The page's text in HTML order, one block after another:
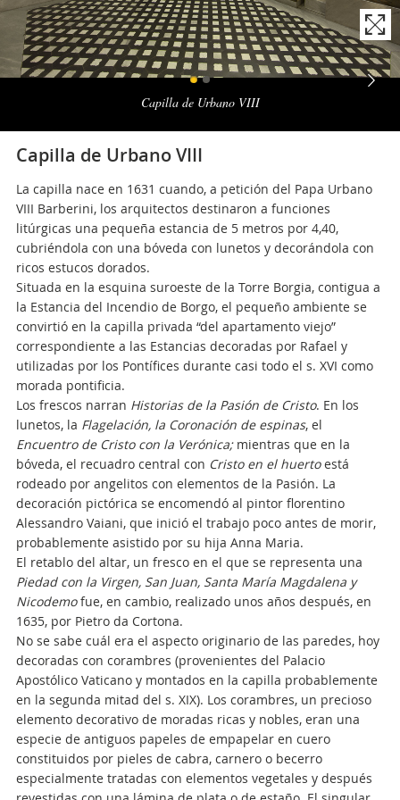
Capilla de Urbano VIII
Naviga
Capilla de Urbano VIII
La capilla nace en 1631 cuando, a petición del Papa Urbano
VIII Barberini, los arquitectos destinaron a funciones
litúrgicas una pequeña estancia de 5 metros por 4,40,
cubriéndola con una bóveda con lunetos y decorándola con
ricos estucos dorados.
Situada en la esquina suroeste de la Torre Borgia, contigua a
la Estancia del Incendio de Borgo, el pequeño ambiente se
convirtió en la capilla privada “del apartamento viejo”
correspondiente a las Estancias decoradas por Rafael y
utilizadas por los Pontífices durante casi todo el s. XVI como
morada pontificia.
Los frescos narran Historias de la Pasión de Cristo. En los
lunetos, la Flagelación, la Coronación de espinas, el
Encuentro de Cristo con la Verónica;mientras que en la
bóveda, el recuadro central con Cristo en el huertoestá
rodeado por angelitos con elementos de la Pasión. La
decoración pictórica se encomendó al pintor florentino
Alessandro Vaiani, que inició el trabajo poco antes de morir,
probablemente asistido por su hija Anna Maria.
El retablo del altar, un fresco en el que se representa una
Piedad con la Virgen, San Juan, Santa María Magdalena y
Nicodemofue, en cambio, realizado unos años después, en
1635, por Pietro da Cortona.
No se sabe cuál era el aspecto originario de las paredes, hoy
decoradas con corambres (provenientes del Palacio
Apostólico Vaticano y montados en la capilla probablemente
en la segunda mitad del s. XIX). Los corambres, un precioso
elemento decorativo de moradas ricas y nobles, eran una
especie de antiguos papeles de empapelar en cuero
constituidos por pieles de cabra, carnero o becerro
especialmente tratadas con elementos vegetales y después